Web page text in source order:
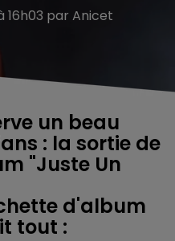
16h03 par Anicet
un beau
: la sortie de
"Juste Un
d'album
tout :